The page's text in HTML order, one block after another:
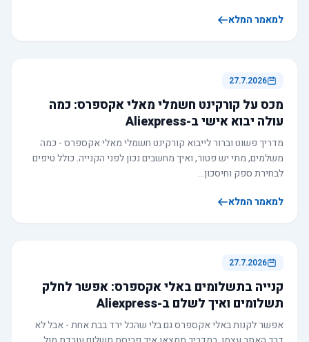
למאמר המלא
27.7.2026
מכס על קורקינט חשמלי מאלי אקספרס: כמה
עולה יבוא אישי ב-Aliexpress
מדריך פשוט וברור לייבוא קורקינט חשמלי מאלי אקספרס - כמה
משלמים, מתי יש פטור, ואיך מחשבים נכון לפני הקנייה. כולל טיפים
לבחירת ספק וחיסכון…
למאמר המלא
27.7.2026
קנייה בתשלומים באלי אקספרס: אפשר לחלק
תשלומים ואיך לשלם ב-Aliexpress
אפשר לקנות באלי אקספרס גם בלי שהכל ירד בבת אחת - אבל לא